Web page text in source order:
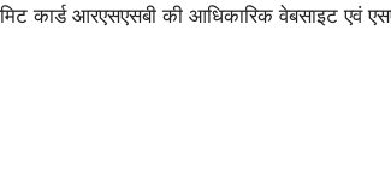
कार्ड आरएसएसबी की आधिकारिक वेबसाइट एवं